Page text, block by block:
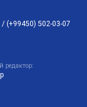
/ (+99450) 502-03-07
редактор: